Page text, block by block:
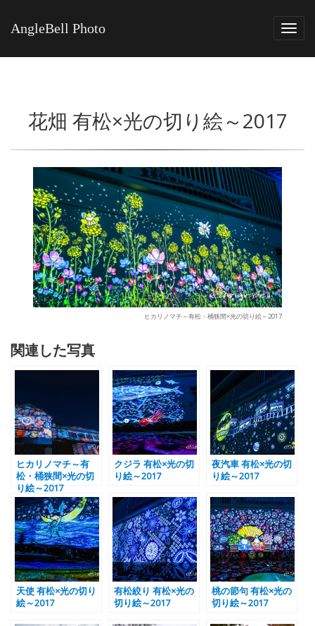
AngleBell Photo
花畑 有松×光の切り絵～2017
ヒカリノマチ～有松・桶狭間×光の切り絵～2017
関連した写真
ヒカリノマチ～有
松・桶狭間×光の切
り絵～2017
クジラ 有松×光の切
り絵～2017
夜汽車 有松×光の切
り絵～2017
天使 有松×光の切り
絵～2017
有松絞り 有松×光の
切り絵～2017
桃の節句 有松×光の
切り絵～2017